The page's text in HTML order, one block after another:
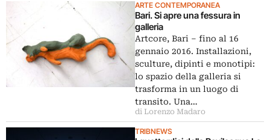
ARTE CONTEMPORANEA
Bari. Si apre una fessura in
galleria
Artcore, Bari – fino al 16
gennaio 2016. Installazioni,
sculture, dipinti e monotipi:
lo spazio della galleria si
trasforma in un luogo di
transito. Una…
di Lorenzo Madaro
TRIBNEWS